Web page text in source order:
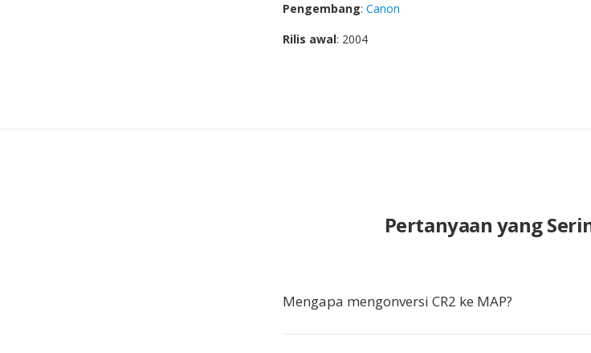
Pengembang: Canon
Rilis awal: 2004
Pertanyaan yang
Mengapa mengonversi CR2 ke MAP?